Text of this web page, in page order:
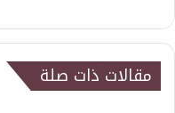
مقالات ذات صلة